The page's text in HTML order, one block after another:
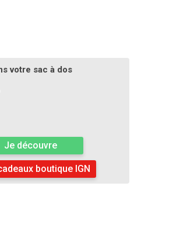
votre sac à dos
Je découvre
boutique IGN